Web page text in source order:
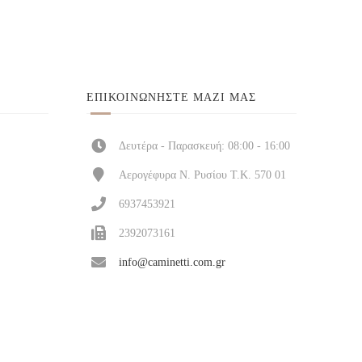
ΕΠΙΚΟΙΝΩΝΉΣΤΕ ΜΑΖΊ ΜΑΣ
Δευτέρα - Παρασκευή: 08:00 - 16:00
Αερογέφυρα Ν. Ρυσίου Τ.Κ. 570 01
6937453921
2392073161
info@caminetti.com.gr